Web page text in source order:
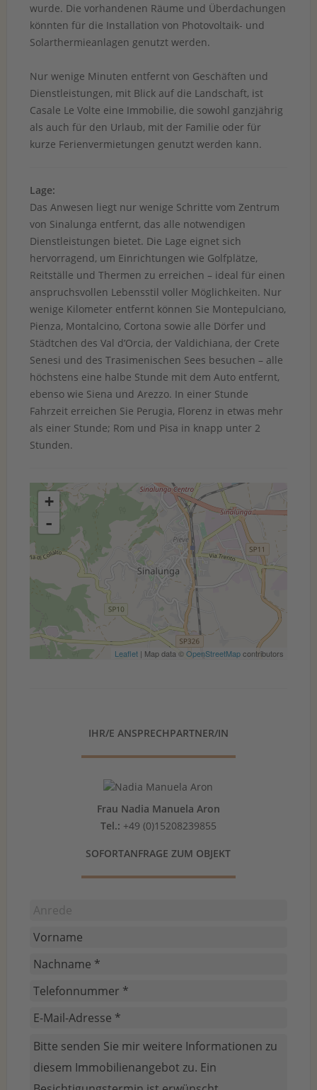
wurde. Die vorhandenen Räume und Überdachungen
könnten für die Installation von Photovoltaik- und
Solarthermieanlagen genutzt werden.
Nur wenige Minuten entfernt von Geschäften und
Dienstleistungen, mit Blick auf die Landschaft, ist
Casale Le Volte eine Immobilie, die sowohl ganzjährig
als auch für den Urlaub, mit der Familie oder für
kurze Ferienvermietungen genutzt werden kann.
Lage:
Das Anwesen liegt nur wenige Schritte vom Zentrum
von Sinalunga entfernt, das alle notwendigen
Dienstleistungen bietet. Die Lage eignet sich
hervorragend, um Einrichtungen wie Golfplätze,
Reitställe und Thermen zu erreichen – ideal für einen
anspruchsvollen Lebensstil voller Möglichkeiten. Nur
wenige Kilometer entfernt können Sie Montepulciano,
Pienza, Montalcino, Cortona sowie alle Dörfer und
Städtchen des Val d’Orcia, der Valdichiana, der Crete
Senesi und des Trasimenischen Sees besuchen – alle
höchstens eine halbe Stunde mit dem Auto entfernt,
ebenso wie Siena und Arezzo. In einer Stunde
Fahrzeit erreichen Sie Perugia, Florenz in etwas mehr
als einer Stunde; Rom und Pisa in knapp unter 2
Stunden.
+
-
Leaflet | Map data ©OpenStreetMapcontributors
IHR/E ANSPRECHPARTNER/IN
Frau Nadia Manuela Aron
Tel.: +49 (0)15208239855
SOFORTANFRAGE ZUM OBJEKT